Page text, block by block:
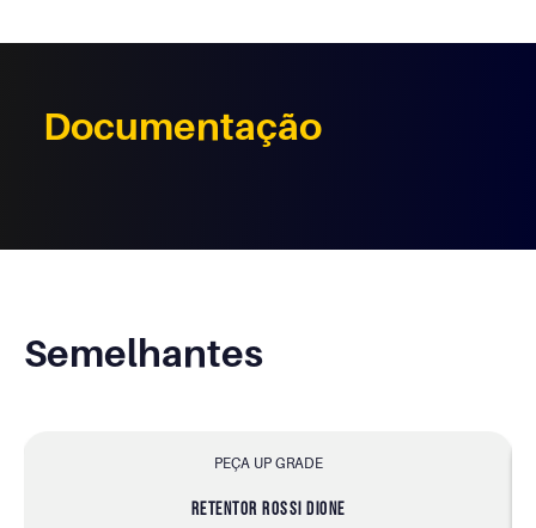
Documentação
Semelhantes
PEÇA UP GRADE
RETENTOR ROSSI DIONE